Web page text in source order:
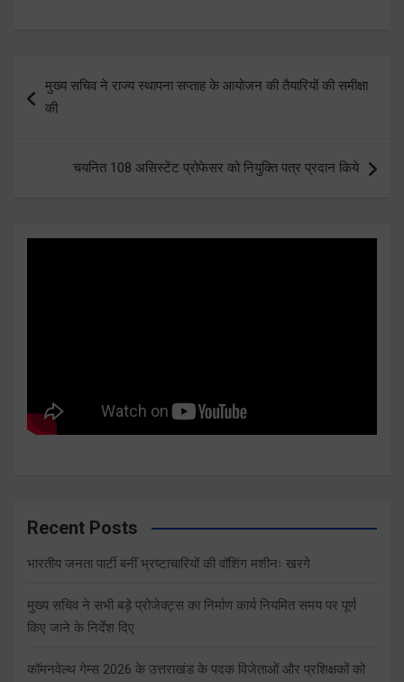
navigation
मुख्य सचिव ने राज्य स्थापना सप्ताह के आयोजन की तैयारियों की समीक्षा
की
चयनित 108 असिस्टेंट प्रोफेसर को नियुक्ति पत्र प्रदान किये
Recent Posts
भारतीय जनता पार्टी बनीं भ्रष्टाचारियों की वॉशिंग मशीनः खरगे
मुख्य सचिव ने सभी बड़े प्रोजेक्ट्स का निर्माण कार्य नियमित समय पर पूर्ण
किए जाने के निर्देश दिए
कॉमनवेल्थ गेम्स 2026 के उत्तराखंड के पदक विजेताओं और प्रशिक्षकों को